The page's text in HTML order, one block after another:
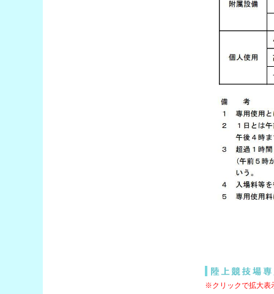
※クリックで拡大表